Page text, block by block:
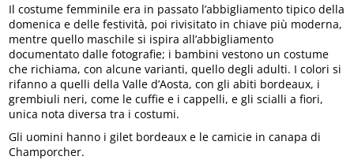
Il costume femminile era in passato l’abbigliamento tipico della
domenica e delle festività, poi rivisitato in chiave più moderna,
mentre quello maschile si ispira all’abbigliamento
documentato dalle fotografie; i bambini vestono un costume
che richiama, con alcune varianti, quello degli adulti. I colori si
rifanno a quelli della Valle d’Aosta, con gli abiti bordeaux, i
grembiuli neri, come le cuffie e i cappelli, e gli scialli a fiori,
unica nota diversa tra i costumi.
Gli uomini hanno i gilet bordeaux e le camicie in canapa di
Champorcher.